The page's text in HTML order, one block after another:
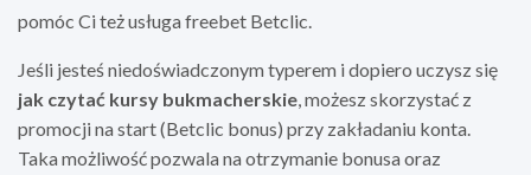
pomóc Ci też usługafreebet Betclic.
Jeśli jesteś niedoświadczonym typerem i dopiero uczysz się
jak czytać kursy bukmacherskie, możesz skorzystać z
promocji na start (Betclic bonus) przy zakładaniu konta.
Taka możliwość pozwala na otrzymanie bonusa oraz